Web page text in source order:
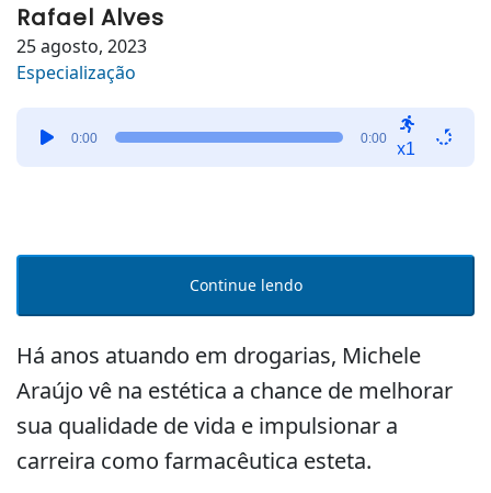
Rafael Alves
25 agosto, 2023
Especialização
0:00 0:00
x1
Continue lendo
Há anos atuando em drogarias, Michele
Araújo vê na estética a chance de melhorar
sua qualidade de vida e impulsionar a
carreira como farmacêutica esteta.